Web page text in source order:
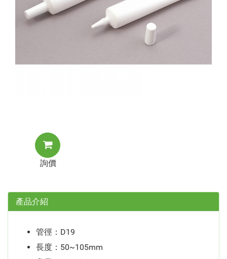
詢價
產品介紹
管徑：D19
長度：50~105mm